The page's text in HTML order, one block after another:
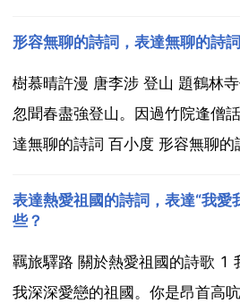
未能忘言。秋日煉藥院鑷 李白木
寒。桂枝日已綠，拂雪凌雲端。
鸞。投分三...
形容無聊的詩詞，表達無聊的詩詞
樹慕晴許漫 唐李涉 登山 題鶴林
忽聞春盡強登山。因過竹院逢僧
達無聊的詩詞 百小度 形容無聊的
雨 譯文 相思之情不勝愁苦，我一
表達熱愛祖國的詩詞，表達“我愛
些？
羈旅驛路 關於熱愛祖國的詩歌 1
我深深愛戀的祖國。你是昂首高